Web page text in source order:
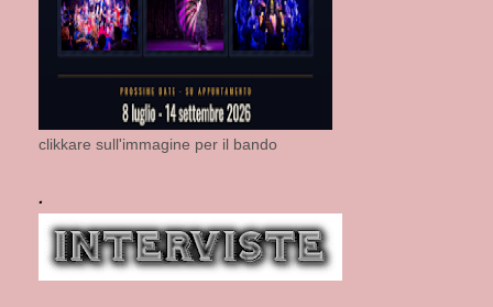
clikkare sull'immagine per il bando
.